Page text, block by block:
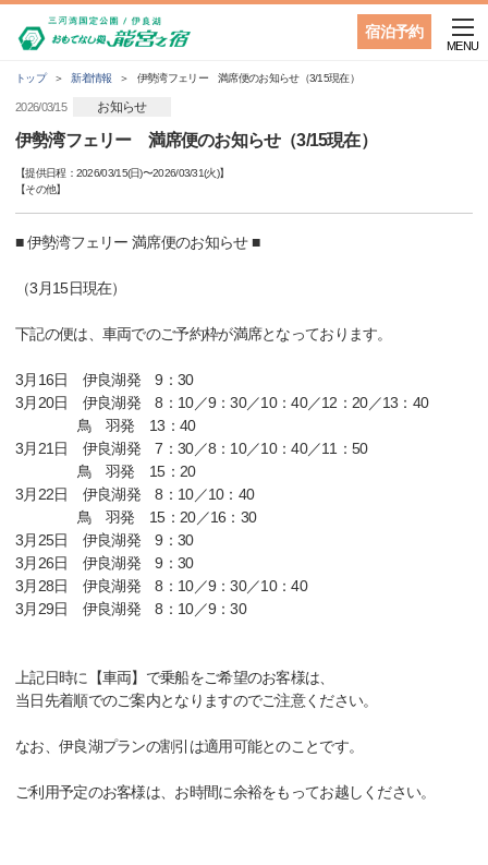
宿泊予約
MENU
トップ 新着情報 伊勢湾フェリー 満席便のお知らせ（3/15現在）
2026/03/15 お知らせ
伊勢湾フェリー 満席便のお知らせ（3/15現在）
【提供日程： 2026/03/15(日)〜2026/03/31(火)】
【その他】
■ 伊勢湾フェリー 満席便のお知らせ ■
（3月15日現在）
下記の便は、車両でのご予約枠が満席となっております。
3月16日 伊良湖発 9：30
3月20日 伊良湖発 8：10／9：30／10：40／12：20／13：40
鳥 羽発 13：40
3月21日 伊良湖発 7：30／8：10／10：40／11：50
鳥 羽発 15：20
3月22日 伊良湖発 8：10／10：40
鳥 羽発 15：20／16：30
3月25日 伊良湖発 9：30
3月26日 伊良湖発 9：30
3月28日 伊良湖発 8：10／9：30／10：40
3月29日 伊良湖発 8：10／9：30
上記日時に【車両】で乗船をご希望のお客様は、
当日先着順でのご案内となりますのでご注意ください。
なお、伊良湖プランの割引は適用可能とのことです。
ご利用予定のお客様は、お時間に余裕をもってお越しください。